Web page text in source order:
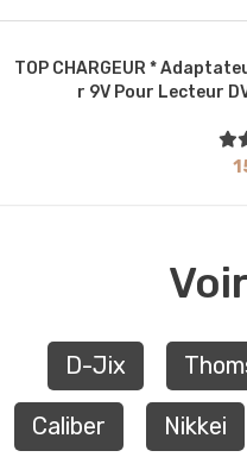
TOP CHARGEUR *
R 9V Pour Lecteur
D-Jix
Caliber Nikkei